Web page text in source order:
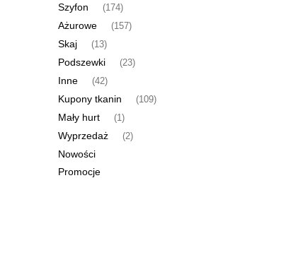
Szyfon (174)
Ażurowe (157)
Skaj (13)
Podszewki (23)
Inne (42)
Kupony tkanin (109)
Mały hurt (1)
Wyprzedaż (2)
Nowości
Promocje